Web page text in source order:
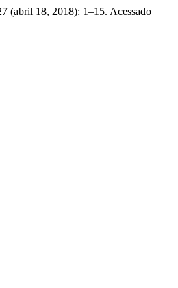
(abril 18, 2018): 1–15. Acessado